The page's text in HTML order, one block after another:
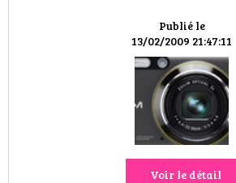
Publié le
13/02/2009 21:47:11
Voir le détail